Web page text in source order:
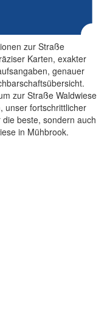
zur Straße
Karten, exakter
genauer
zur Straße Waldwiese
unser fortschrittlicher
beste, sondern auch
in Mühbrook.